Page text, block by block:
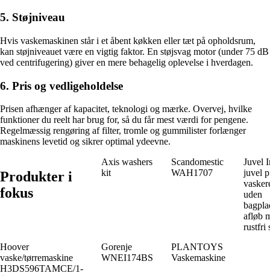
5. Støjniveau
Hvis vaskemaskinen står i et åbent køkken eller tæt på opholdsrum,
kan støjniveauet være en vigtig faktor. En støjsvag motor (under 75 dB
ved centrifugering) giver en mere behagelig oplevelse i hverdagen.
6. Pris og vedligeholdelse
Prisen afhænger af kapacitet, teknologi og mærke. Overvej, hvilke
funktioner du reelt har brug for, så du får mest værdi for pengene.
Regelmæssig rengøring af filter, tromle og gummilister forlænger
maskinens levetid og sikrer optimal ydeevne.
Produkter i
fokus
Axis washers
kit
Scandomestic
WAH1707
Juvel
juvel
uden
afløb
rustfri
Hoover
vaske/tørremaskine
H3DS596TAMCE/1-
Gorenje
WNEI174BS
PLANTOYS
Vaskemaskine